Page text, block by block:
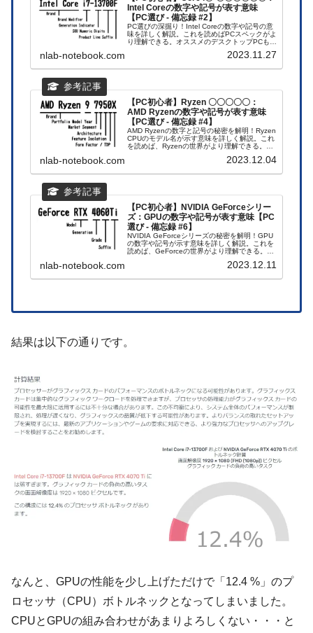
Intel Coreの数字や記号が表す意味
【PC選び - 備忘録 #2】
PC選びの深掘り！Intel Coreの数字や記号の意
味を詳しく解説。これを読めばPCスペックがよ
り理解できる。オススメのデスクトップPCも紹
nlab-notebook.com 2023.11.27
【PC初心者】Ryzen 〇〇〇〇〇：
AMD Ryzenの数字や記号が表す意味
【PC選び - 備忘録 #4】
AMD Ryzenの数字と記号の秘密を解明！Ryzen
CPUのモデル名が示す意味を詳しく解説。これ
を読めば、Ryzenの世界がより理解できる。PC
nlab-notebook.com 2023.12.04
【PC初心者】NVIDIA GeForceシリー
ズ：GPUの数字や記号が表す意味【PC
選び - 備忘録 #6】
NVIDIA GeForceシリーズの秘密を解明！GPU
の数字や記号が示す意味を詳しく解説。これを
読めば、GeForceの世界がより理解できる。PC
nlab-notebook.com 2023.12.11
結果は以下の通りです。
なんと、GPUの性能を少し上げただけで「12.4 %」のプ
ロセッサ（CPU）ボトルネックとなってしまいました。
CPUとGPUの組み合わせがあまりよろしくない・・・と